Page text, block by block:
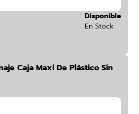
Disponible
En Stock
Caja Maxi De Plástico Sin